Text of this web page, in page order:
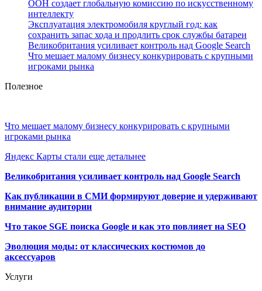
ООН создает глобальную комиссию по искусственному
интеллекту
Эксплуатация электромобиля круглый год: как
сохранить запас хода и продлить срок службы батареи
Великобритания усиливает контроль над Google Search
Что мешает малому бизнесу конкурировать с крупными
игроками рынка
Полезное
Что мешает малому бизнесу конкурировать с крупными
игроками рынка
Яндекс Карты стали еще детальнее
Великобритания усиливает контроль над Google Search
Как публикации в СМИ формируют доверие и удерживают
внимание аудитории
Что такое SGE поиска Google и как это повлияет на SEO
Эволюция моды: от классических костюмов до
аксессуаров
Услуги